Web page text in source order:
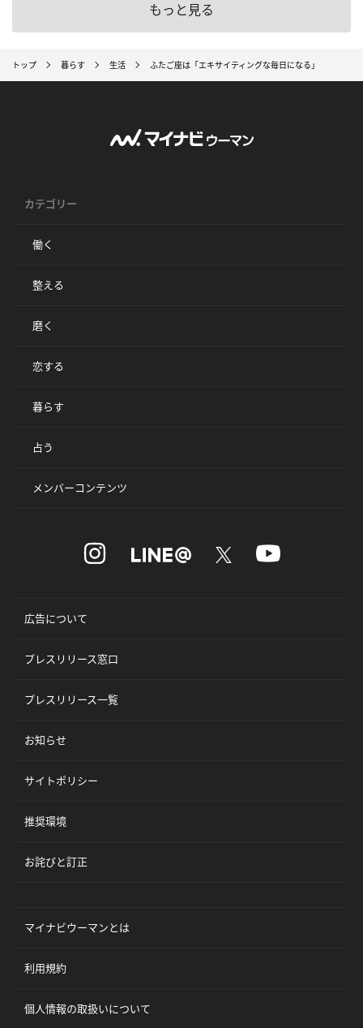
もっと見る
トップ 暮らす 生活 ふたご座は「エキサイティングな毎日になる」
カテゴリー
働く
整える
磨く
恋する
暮らす
占う
メンバーコンテンツ
広告について
プレスリリース窓口
プレスリリース一覧
お知らせ
サイトポリシー
推奨環境
お詫びと訂正
マイナビウーマンとは
利用規約
個人情報の取扱いについて